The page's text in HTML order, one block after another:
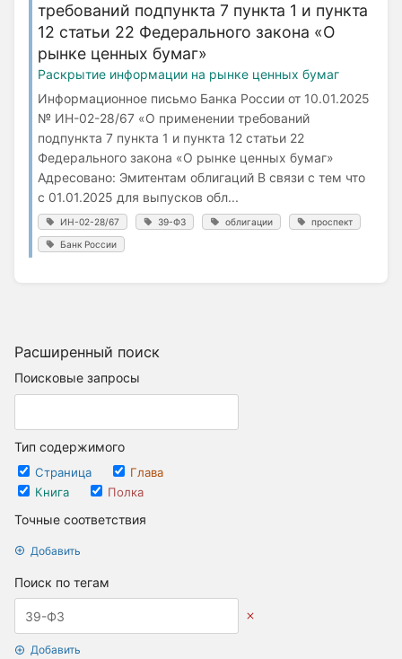
Расширенный поиск
Поисковые запросы
Тип содержимого
Страница
Глава
Книга
Полка
Точные соответствия
Добавить
Поиск по тегам
Добавить
требований подпункта 7 пункта 1 и пункта
12 статьи 22 Федерального закона «О
рынке ценных бумаг»
Раскрытие информации на рынке ценных бумаг
Информационное письмо Банка России от 10.01.2025
№ ИН-02-28/67 «О применении требований
подпункта 7 пункта 1 и пункта 12 статьи 22
Федерального закона «О рынке ценных бумаг»
Адресовано: Эмитентам облигаций В связи с тем что
с 01.01.2025 для выпусков обл...
ИН-02-28/67 39-ФЗ облигации проспект
Банк России